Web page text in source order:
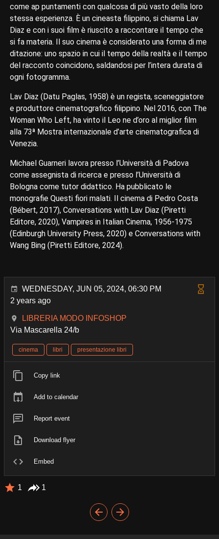
come ap puntamenti con qualcosa di più vasto della loro
stessa esperienza. È un cineasta filippino, si chiama Lav
Diaz e con i suoi film è riuscito a raccontare il tempo che
si fa materia. Il suo cinema è considerato una forma di me
ditazione: uno spazio in cui il tempo della realtà e il tempo
del racconto coincidono, saldandosi per l’intera durata di
ogni fotogramma.
Lav Diaz (Datu Paglas, 1958) è un regista, sceneggiatore
e produttore cinematografico filippino. Nel 2016, con The
Woman Who Left, ha vinto il Leo ne d’oro al miglior film
alla 73ª Mostra internazionale d’arte cinematografica di
Venezia.
Michael Guarneri lavora presso l’Università di Padova
come assegnista di ricerca e presso l’Università di
Bologna come tutor didattico. Ha pubblicato le
monografie Questi fiori malati. Il cinema di Pedro Costa
(Bébert, 2017), Conversations with Lav Diaz (Piretti
Editore, 2020), Vampires in Italian Cinema, 1956-1975
(Edinburgh University Press, 2020) e Conversations with
Wang Bing (Piretti Editore, 2024).
WEDNESDAY, JUN 05, 2024, 06:30 PM
2 years ago
LIBRERIA MODO INFOSHOP
Via Mascarella 24/b
cinema libri presentazione libri
Copy link
Add to calendar
Report event
Download flyer
Embed
1 1